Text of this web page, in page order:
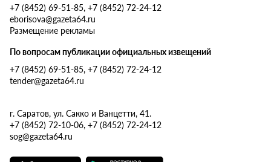
+7 (8452) 69-51-85, +7 (8452) 72-24-12
eborisova@gazeta64.ru
Размещение рекламы
По вопросам публикации официальных извещений
+7 (8452) 69-51-85, +7 (8452) 72-24-12
tender@gazeta64.ru
г. Саратов, ул. Сакко и Ванцетти, 41.
+7 (8452) 72-10-06, +7 (8452) 72-24-12
sog@gazeta64.ru